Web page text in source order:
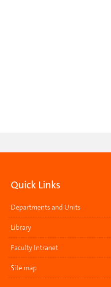
Quick Links
Departments and Units
Library
Faculty Intranet
Site map